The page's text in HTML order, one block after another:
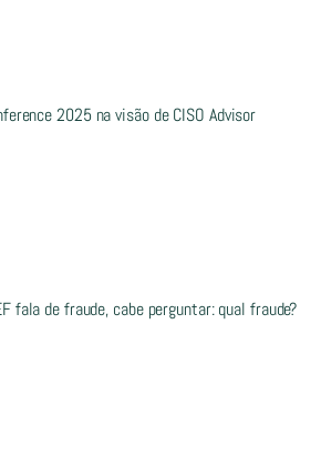
2025 na visão de CISO Advisor
fala de fraude, cabe perguntar: qual fraude?